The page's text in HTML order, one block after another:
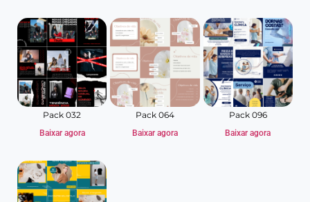
Pack 032
Baixar agora
Pack 064
Baixar agora
Pack 096
Baixar agora